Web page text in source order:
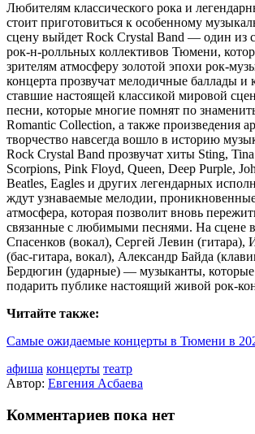
Любителям классического рока и
стоит приготовиться к особенному
сцену выйдет Rock Crystal Band — один из
рок-н-ролльных коллективов Тюмени,
зрителям атмосферу золотой эпохи рок-
концерта прозвучат мелодичные баллады и
ставшие настоящей классикой мировой
песни, которые многие помнят по
Romantic Collection, а также произведения
творчество навсегда вошло в историю
Rock Crystal Band прозвучат хиты Sting,
Scorpions, Pink Floyd, Queen, Deep Purple,
Beatles, Eagles и других легендарных
ждут узнаваемые мелодии,
атмосфера, которая позволит вновь
связанные с любимыми песнями. На сцене
Спасенков (вокал), Сергей Левин (гитара),
(бас-гитара, вокал), Александр Байда
Бердюгин (ударные) — музыканты, которые
подарить публике настоящий живой рок-
Читайте также:
Самые ожидаемые концерты в Тюмени в
афиша концерты театр
Автор: Евгения Асбаева
Комментариев пока нет